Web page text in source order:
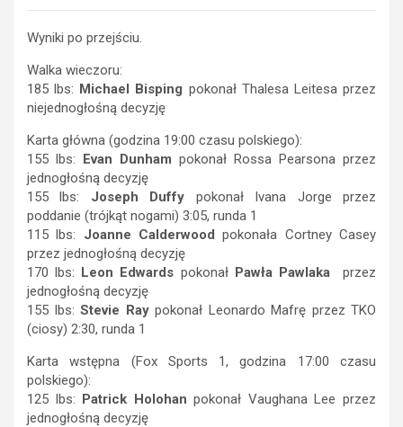
Wyniki po przejściu.
Walka wieczoru:
185 lbs: Michael Bisping pokonał Thalesa Leitesa przez
niejednogłośną decyzję
Karta główna (godzina 19:00 czasu polskiego):
155 lbs: Evan Dunham pokonał Rossa Pearsona przez
jednogłośną decyzję
155 lbs: Joseph Duffy pokonał Ivana Jorge przez
poddanie (trójkąt nogami) 3:05, runda 1
115 lbs: Joanne Calderwood pokonała Cortney Casey
przez jednogłośną decyzję
170 lbs: Leon Edwards pokonał Pawła Pawlaka
przez
jednogłośną decyzję
155 lbs: Stevie Raypokonał Leonardo Mafrę przez TKO
(ciosy) 2:30, runda 1
Karta wstępna (Fox Sports 1, godzina 17:00 czasu
polskiego):
125 lbs: Patrick Holohan pokonał Vaughana Lee przez
jednogłośną decyzję